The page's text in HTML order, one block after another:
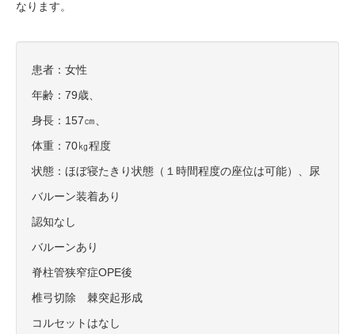
なります。
患者：女性
年齢：79歳、
身長：157㎝、
体重：70㎏程度
状態：ほぼ寝たきり状態（１時間程度の座位は可能）、尿
バルーン装着あり
認知なし
バルーンあり
脊柱管狭窄症OPE後
椎弓切除 棘突起形成
コルセットはなし